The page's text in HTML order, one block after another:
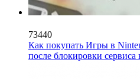
73440
Как покупать Игры в
после блокировки